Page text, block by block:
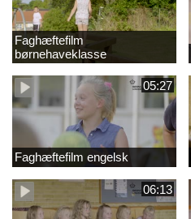
Faghæftefilm
børnehaveklasse
05:27
Faghæftefilm engelsk
06:13